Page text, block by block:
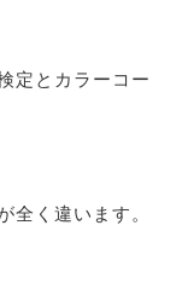
定とカラーコー
全く違います。